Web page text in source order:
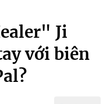
Ji
với biên